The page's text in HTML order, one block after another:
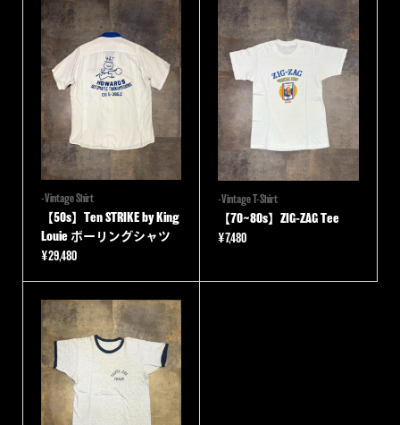
-Vintage Shirt
【50s】Ten STRIKE by King
Louie ボーリングシャツ
¥29,480
-Vintage T-Shirt
【70~80s】ZIG-ZAG Tee
¥7,480